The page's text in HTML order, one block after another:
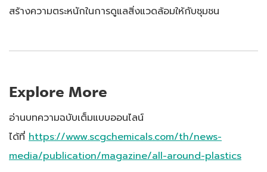
สร้างความตระหนักในการดูแลสิ่งแวดล้อมให้กับชุมชน
Explore More
อ่านบทความฉบับเต็มแบบออนไลน์
ได้ที่ https://www.scgchemicals.com/th/news-
media/publication/magazine/all-around-plastics